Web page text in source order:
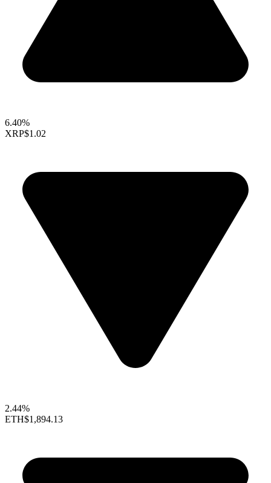
6.40%
XRP$1.02
2.44%
ETH$1,894.13